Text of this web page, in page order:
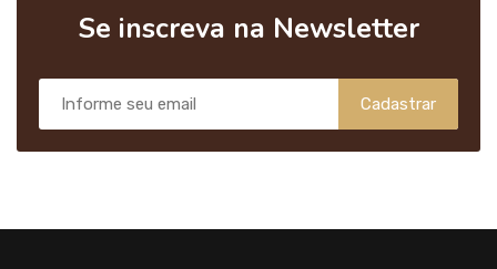
Se inscreva na Newsletter
Cadastrar